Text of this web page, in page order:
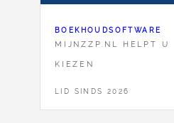
BOEKHOUDSOFTWARE
MIJNZZP.NL HELPT U
KIEZEN
LID SINDS 2026